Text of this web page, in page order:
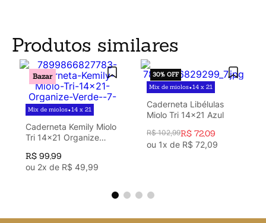
Produtos similares
Bazar
Mix de miolos•14 x 21
Caderneta Kemily Miolo
Tri 14x21 Organize
R$ 99,99
ou 2x de R$ 49,99
30% OFF
Mix de miolos•14 x 21
Caderneta Libélulas
Miolo Tri 14x21 Azul
R$ 102,99R$ 72,09
ou 1x de R$ 72,09